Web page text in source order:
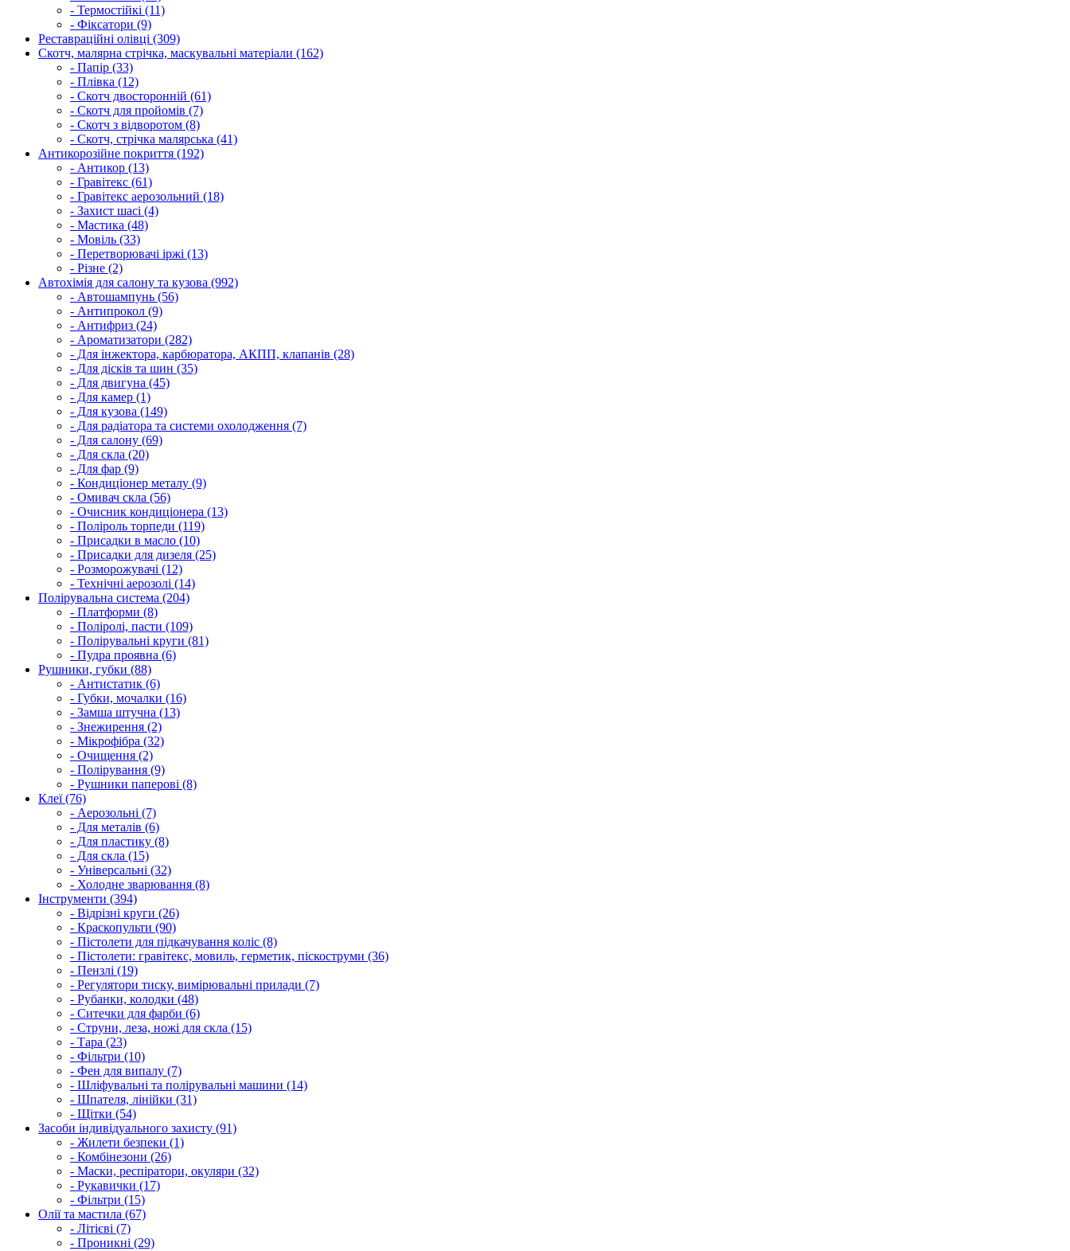
- Термостійкі (11)
- Фіксатори (9)
Реставраційні олівці (309)
Скотч, малярна стрічка, маскувальні матеріали (162)
- Папір (33)
- Плівка (12)
- Скотч двосторонній (61)
- Скотч для пройомів (7)
- Скотч з відворотом (8)
- Скотч, стрічка малярська (41)
Антикорозійне покриття (192)
- Антикор (13)
- Гравітекс (61)
- Гравітекс аерозольний (18)
- Захист шасі (4)
- Мастика (48)
- Мовіль (33)
- Перетворювачі іржі (13)
- Різне (2)
Автохімія для салону та кузова (992)
- Автошампунь (56)
- Антипрокол (9)
- Антифриз (24)
- Ароматизатори (282)
- Для інжектора, карбюратора, АКПП, клапанів (28)
- Для дісків та шин (35)
- Для двигуна (45)
- Для камер (1)
- Для кузова (149)
- Для радіатора та системи охолодження (7)
- Для салону (69)
- Для скла (20)
- Для фар (9)
- Кондиціонер металу (9)
- Омивач скла (56)
- Очисник кондиціонера (13)
- Поліроль торпеди (119)
- Присадки в масло (10)
- Присадки для дизеля (25)
- Розморожувачі (12)
- Технічні аерозолі (14)
Полірувальна система (204)
- Платформи (8)
- Поліролі, пасти (109)
- Полірувальні круги (81)
- Пудра проявна (6)
Рушники, губки (88)
- Антистатик (6)
- Губки, мочалки (16)
- Замша штучна (13)
- Знежирення (2)
- Мікрофібра (32)
- Очищення (2)
- Полірування (9)
- Рушники паперові (8)
Клеї (76)
- Аерозольні (7)
- Для металів (6)
- Для пластику (8)
- Для скла (15)
- Універсальні (32)
- Холодне зварювання (8)
Інструменти (394)
- Відрізні круги (26)
- Краскопульти (90)
- Пістолети для підкачування коліс (8)
- Пістолети: гравітекс, мовиль, герметик, піскоструми (36)
- Пензлі (19)
- Регулятори тиску, вимірювальні прилади (7)
- Рубанки, колодки (48)
- Ситечки для фарби (6)
- Струни, леза, ножі для скла (15)
- Тара (23)
- Фільтри (10)
- Фен для випалу (7)
- Шліфувальні та полірувальні машини (14)
- Шпателя, лінійки (31)
- Щітки (54)
Засоби індивідуального захисту (91)
- Жилети безпеки (1)
- Комбінезони (26)
- Маски, респіратори, окуляри (32)
- Рукавички (17)
- Фільтри (15)
Олії та мастила (67)
- Літієві (7)
- Проникні (29)